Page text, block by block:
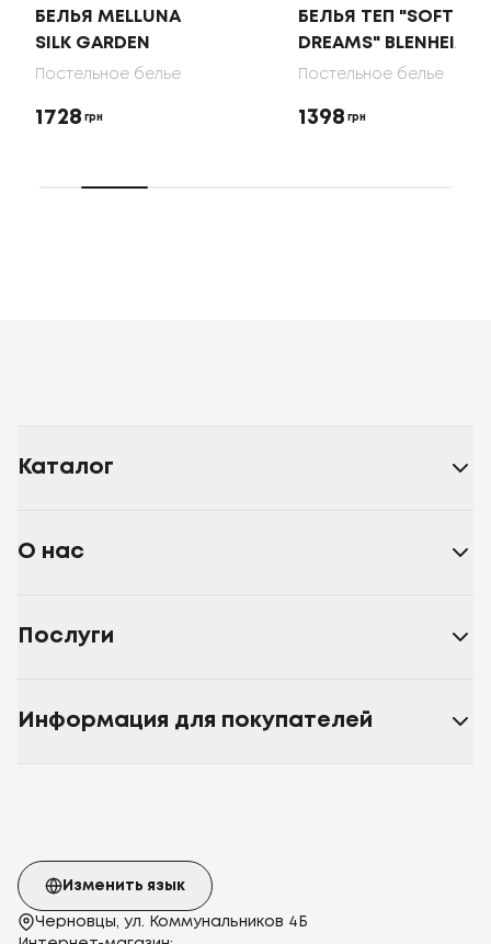
БЕЛЬЯ MELLUNA
SILK GARDEN
Постельное белье
1728 грн
БЕЛЬЯ ТЕП "SOFT
DREAMS" BLENHEIM
Постельное белье
1398 грн
Каталог
О нас
Послуги
Информация для покупателей
Черновцы, ул. Коммунальников 4Б
Изменить язык